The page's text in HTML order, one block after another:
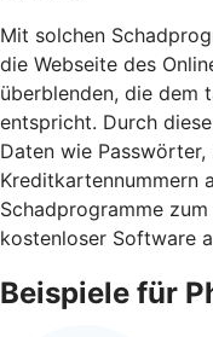
Mit solchen
die Webseite des
überblenden, die dem
entspricht. Durch
Daten wie
Kreditkartennummern
Schadprogramme
kostenloser Software
Beispiele für